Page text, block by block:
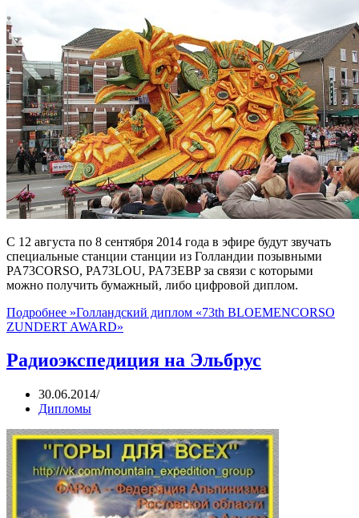
С 12 августа по 8 сентября 2014 года в эфире будут звучать
специальные станции станции из Голландии позывными
PA73CORSO, PA73LOU, PA73EBP за связи с которыми
можно получить бумажный, либо цифровой диплом.
Подробнее »Голландский диплом «73th BLOEMENCORSO
ZUNDERT AWARD»
Радиоэкспедиция на Эльбрус
30.06.2014
Дипломы